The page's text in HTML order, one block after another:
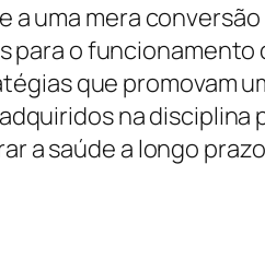
uma mera
o funcionamento
que promovam
na disciplina
a saúde a longo